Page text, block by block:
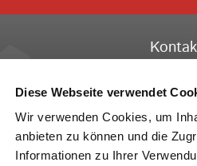
Diese Webseite verwendet
Wir verwenden Cookies, um
anbieten zu können und die
Informationen zu Ihrer
60528